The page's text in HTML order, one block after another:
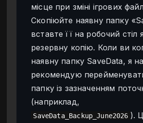
місце при зміні ігрових
Скопіюйте наявну папку
вставте її на робочий стіл
резервну копію. Коли ви
наявну папку SaveData, я
рекомендую
папку із зазначенням
(наприклад,
SaveData_Backup_June2026 ).